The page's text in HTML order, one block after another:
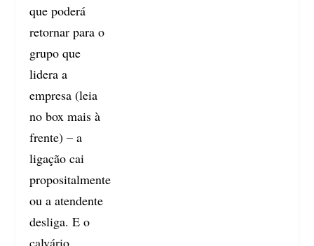
que poderá
retornar para o
grupo que
lidera a
empresa (leia
no box mais à
frente) – a
ligação cai
propositalmente
ou a atendente
desliga. E o